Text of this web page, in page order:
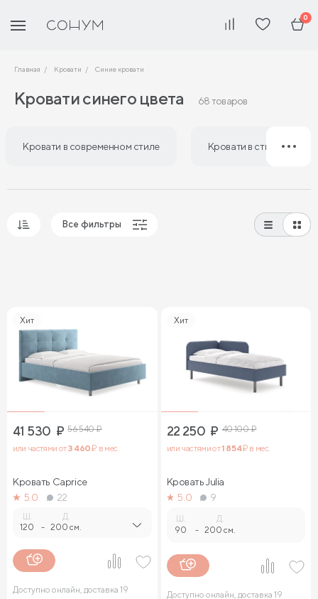
0
Главная Кровати Синие кровати
Кровати синего цвета 68 товаров
Кровати в современном стиле Кровати в стиле лофт
Все фильтры
Хит
41 530 ₽ 56 540₽
или частями от3 460₽ в мес.
Кровать Caprice
5.0
22
Ш.
120 -
Д.
200 см.
Доступно онлайн, доставка 19
Хит
22 250 ₽ 40 100₽
или частями от1 854₽ в мес.
Кровать Julia
5.0
9
Ш.
90 -
Д.
200 см.
Доступно онлайн, доставка 19